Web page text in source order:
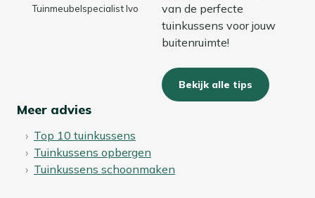
Tuinmeubelspecialist Ivo
van de perfecte
tuinkussens voor jouw
buitenruimte!
Bekijk alle tips
Meer advies
Top 10 tuinkussens
Tuinkussens opbergen
Tuinkussens schoonmaken